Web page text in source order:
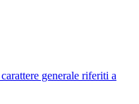
generale riferiti a